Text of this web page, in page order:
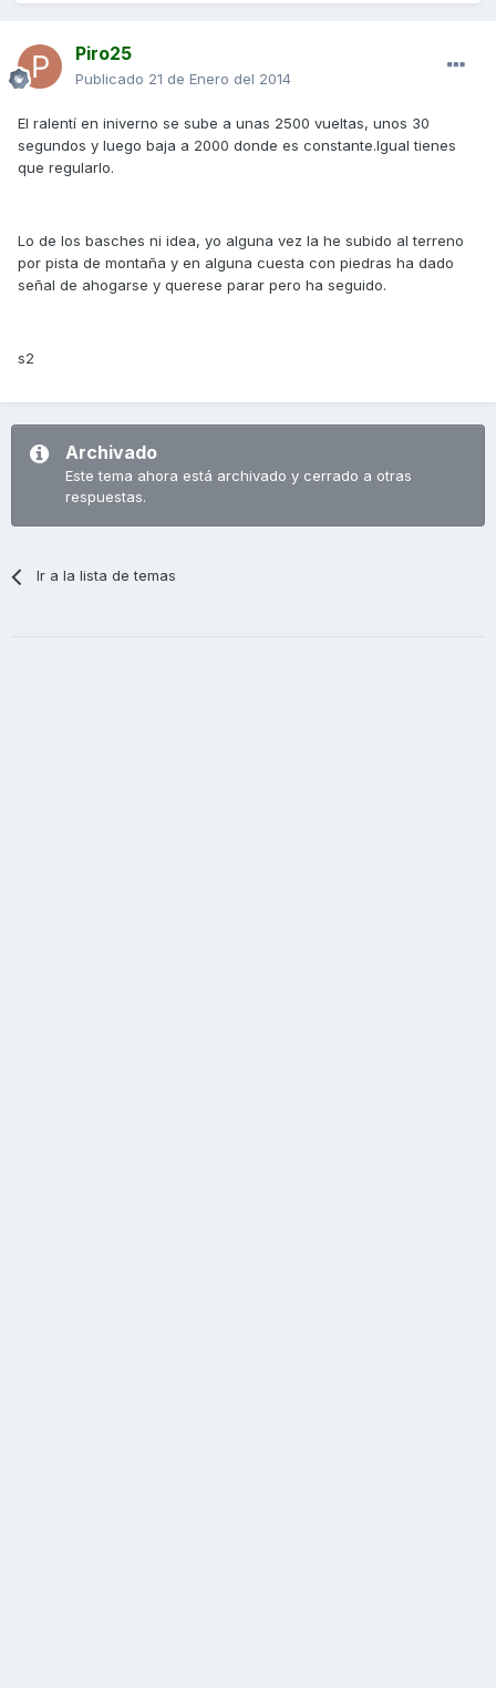
Piro25
Publicado 21 de Enero del 2014
El ralentí en iniverno se sube a unas 2500 vueltas, unos 30
segundos y luego baja a 2000 donde es constante.Igual tienes
que regularlo.
Lo de los basches ni idea, yo alguna vez la he subido al terreno
por pista de montaña y en alguna cuesta con piedras ha dado
señal de ahogarse y querese parar pero ha seguido.
s2
Archivado
Este tema ahora está archivado y cerrado a otras
respuestas.
Ir a la lista de temas